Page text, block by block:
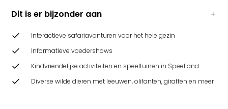
Dit is er bijzonder aan
Interactieve safariavonturen voor het hele gezin
Informatieve voedershows
Kindvriendelijke activiteiten en speeltuinen in Speelland
Diverse wilde dieren met leeuwen, olifanten, giraffen en meer